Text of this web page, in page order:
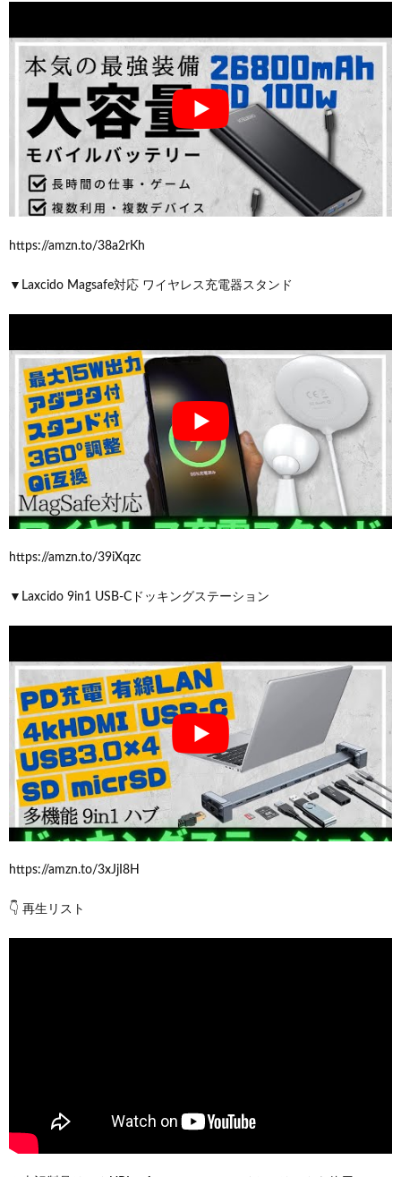
https://amzn.to/38a2rKh
▼Laxcido Magsafe対応 ワイヤレス充電器スタンド
https://amzn.to/39iXqzc
▼Laxcido 9in1 USB-Cドッキングステーション
https://amzn.to/3xJjI8H
👇 再生リスト